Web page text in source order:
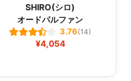
SHIRO(シロ)
オードパルファン
3.76(14)
¥4,054